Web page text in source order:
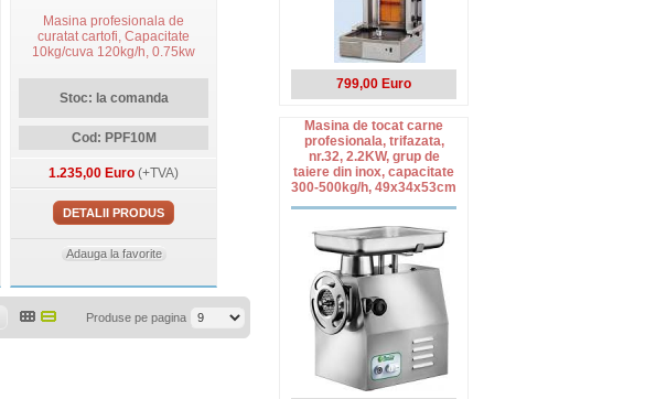
Masina profesionala de
curatat cartofi, Capacitate
10kg/cuva 120kg/h, 0.75kw
abraziv lateral inclus, model
PPF10M, 38x77x116cm,
Stoc: la comanda
Cod: PPF10M
1.235,00 Euro (+TVA)
DETALII PRODUS
Adauga la favorite
Produse pe pagina
799,00 Euro
Masina de tocat carne
profesionala, trifazata,
nr.32, 2.2KW, grup de
taiere din inox, capacitate
300-500kg/h, 49x34x53cm